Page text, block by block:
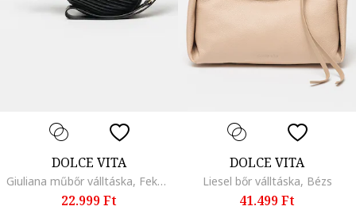
DOLCE VITA
Giuliana műbőr válltáska, Fekete
22.999 Ft
DOLCE VITA
Liesel bőr válltáska, Bézs
41.499 Ft